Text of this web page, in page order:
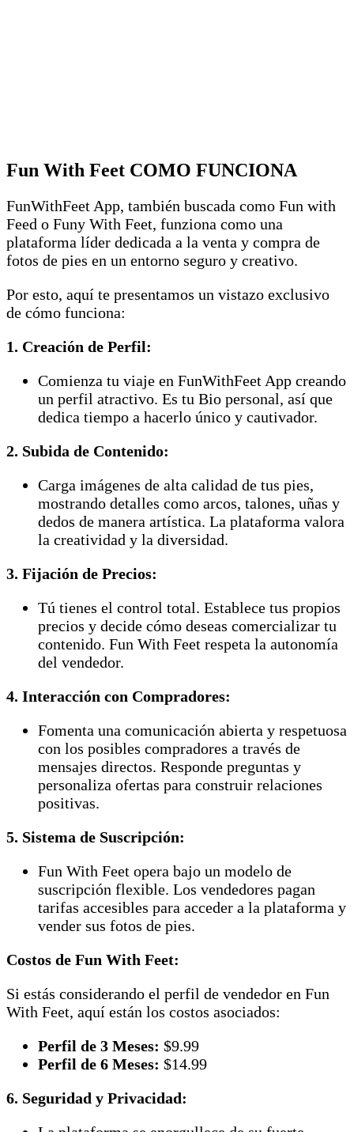
Fun With Feet COMO FUNCIONA
FunWithFeet App, también buscada como Fun with
Feed o Funy With Feet, funziona como una
plataforma líder dedicada a la venta y compra de
fotos de pies en un entorno seguro y creativo.
Por esto, aquí te presentamos un vistazo exclusivo
de cómo funciona:
1. Creación de Perfil:
Comienza tu viaje en FunWithFeet App creando
un perfil atractivo. Es tu Bio personal, así que
dedica tiempo a hacerlo único y cautivador.
2. Subida de Contenido:
Carga imágenes de alta calidad de tus pies,
mostrando detalles como arcos, talones, uñas y
dedos de manera artística. La plataforma valora
la creatividad y la diversidad.
3. Fijación de Precios:
Tú tienes el control total. Establece tus propios
precios y decide cómo deseas comercializar tu
contenido. Fun With Feet respeta la autonomía
del vendedor.
4. Interacción con Compradores:
Fomenta una comunicación abierta y respetuosa
con los posibles compradores a través de
mensajes directos. Responde preguntas y
personaliza ofertas para construir relaciones
positivas.
5. Sistema de Suscripción:
Fun With Feet opera bajo un modelo de
suscripción flexible. Los vendedores pagan
tarifas accesibles para acceder a la plataforma y
vender sus fotos de pies.
Costos de Fun With Feet:
Si estás considerando el perfil de vendedor en Fun
With Feet, aquí están los costos asociados:
Perfil de 3 Meses: $9.99
Perfil de 6 Meses: $14.99
6. Seguridad y Privacidad: